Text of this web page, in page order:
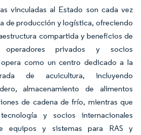
vinculadas al Estado son cada vez
de producción y logística, ofreciendo
compartida y beneficios de
operadores privados y socios
como un centro dedicado a la
de acuicultura, incluyendo
almacenamiento de alimentos
de cadena de frío, mientras que
y socios internacionales
equipos y sistemas para RAS y